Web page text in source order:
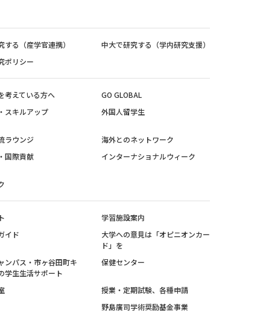
する（産学官連携）
中大で研究する（学内研究支援）
ポリシー
考えている方へ
GO GLOBAL
スキルアップ 外国人留学生
ラウンジ
海外とのネットワーク
国際貢献 インターナショナルウィーク
学習施設案内
イド
大学への意見は「オピニオンカー
ド」を
ンパス・市ヶ谷田町キ
学生生活サポート
保健センター
授業・定期試験、各種申請
野島廣司学術奨励基金事業